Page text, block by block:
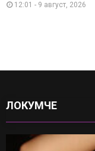
12:01 - 9 август, 2026
ЛОКУМЧЕ